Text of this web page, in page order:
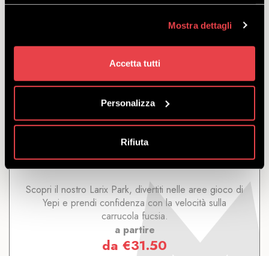
Mostra dettagli
Accetta tutti
Personalizza
Rifiuta
INGRESSO ILLIMITATO PER
BAMBINI FINO A 8 ANNI
SCOPRI
Scopri il nostro Larix Park, divertiti nelle aree gioco di
Yepi e prendi confidenza con la velocità sulla
carrucola fucsia.
a partire
da €31.50